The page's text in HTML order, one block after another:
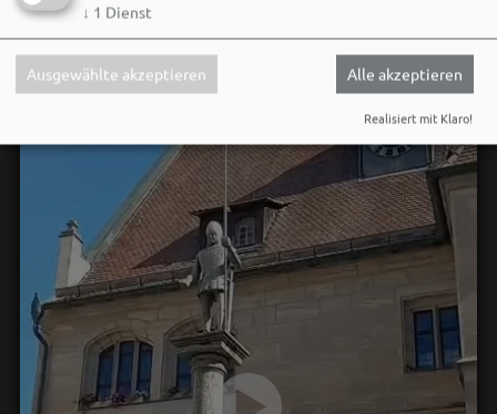
↓ 1 Dienst
Ausgewählte akzeptieren Alle akzeptieren
Realisiert mit Klaro!